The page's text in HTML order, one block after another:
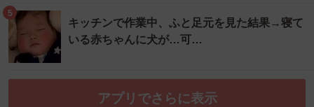
5
キッチンで作業中、ふと足元を見た結果→寝て
いる赤ちゃんに犬が…可…
アプリでさらに表示